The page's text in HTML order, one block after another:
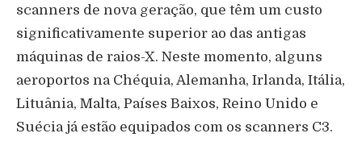
scanners de nova geração, que têm um custo
significativamente superior ao das antigas
máquinas de raios-X. Neste momento, alguns
aeroportos na Chéquia, Alemanha, Irlanda, Itália,
Lituânia, Malta, Países Baixos, Reino Unido e
Suécia já estão equipados com os scanners C3.